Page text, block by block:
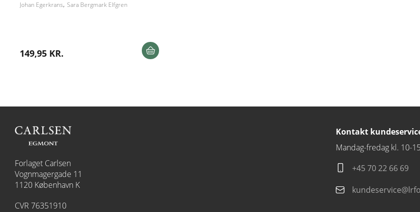
Johan Egerkrans Sara Bergmark Elfgren
149,95 KR.
Forlaget Carlsen
Vognmagergade 11
1120 København K
CVR 76351910
Kontakt
Mandag-fredag kl. 10-15
+45 70 22 66 69